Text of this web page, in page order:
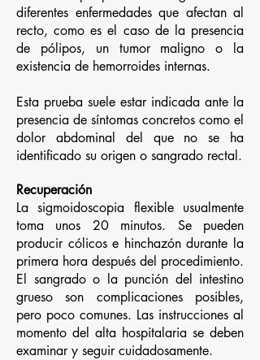
diferentes enfermedades que afectan al
recto, como es el caso de la presencia
de pólipos, un tumor maligno o la
existencia de hemorroides internas.
Esta prueba suele estar indicada ante la
presencia de síntomas concretos como el
dolor abdominal del que no se ha
identificado su origen o sangrado rectal.
Recuperación
La sigmoidoscopia flexible usualmente
toma unos 20 minutos. Se pueden
producir cólicos e hinchazón durante la
primera hora después del procedimiento.
El sangrado o la punción del intestino
grueso son complicaciones posibles,
pero poco comunes. Las instrucciones al
momento del alta hospitalaria se deben
examinar y seguir cuidadosamente.